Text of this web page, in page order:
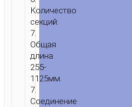
Количество
секций:
7.
Общая
длина
255-
1125мм.
7.
Соединение